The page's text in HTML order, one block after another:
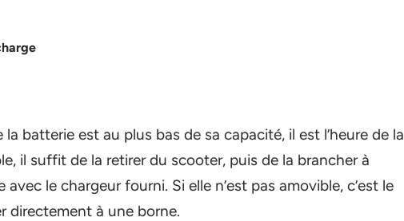
batterie est au plus bas de sa capacité, il est l’heure de la
il suffit de la retirer du scooter, puis de la brancher à
avec le chargeur fourni. Si elle n’est pas amovible, c’est le
directement à une borne.